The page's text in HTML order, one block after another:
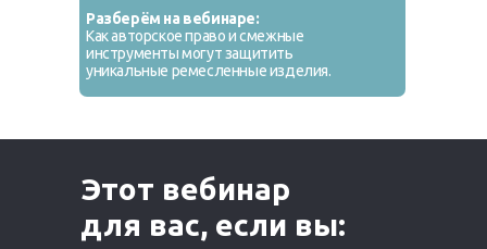
Разберём на вебинаре:
Как авторское право и смежные
инструменты могут защитить
уникальные ремесленные изделия.
Этот вебинар
для вас, если вы: